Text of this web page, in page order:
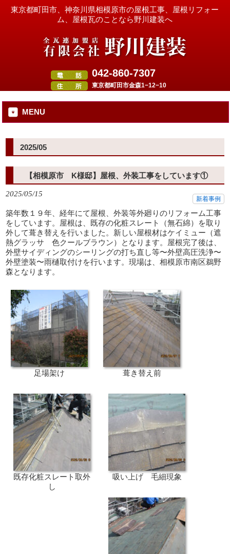
東京都町田市、神奈川県相模原市の屋根工事、屋根リフォー
ム、屋根瓦のことなら野川建装へ
042-860-7307
東京都町田市金森1−12−10
MENU
2025/05
【相模原市 K様邸】屋根、外装工事をしています①
2025/05/15
新着事例
築年数１９年、経年にて屋根、外装等外廻りのリフォーム工事
をしています。屋根は、既存の化粧スレート（無石綿）を取り
外して葺き替えを行いました。新しい屋根材はケイミュー（遮
熱グラッサ 色クールブラウン）となります。屋根完了後は、
外壁サイディングのシーリングの打ち直し等〜外壁高圧洗浄〜
外壁塗装〜雨樋取付けを行います。現場は、相模原市南区鵜野
森となります。
足場架け 葺き替え前
既存化粧スレート取外
し
吸い上げ 毛細現象